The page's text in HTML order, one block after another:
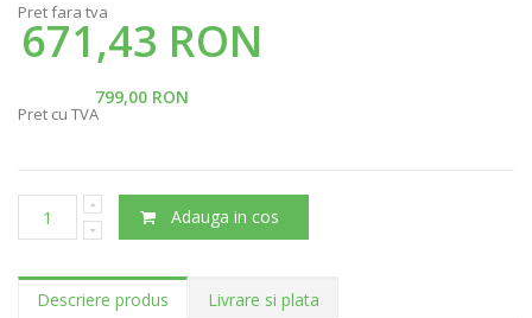
Pret fara tva
671,43 RON
799,00 RON
Pret cu TVA
Adauga in cos
Descriere produs Livrare si plata